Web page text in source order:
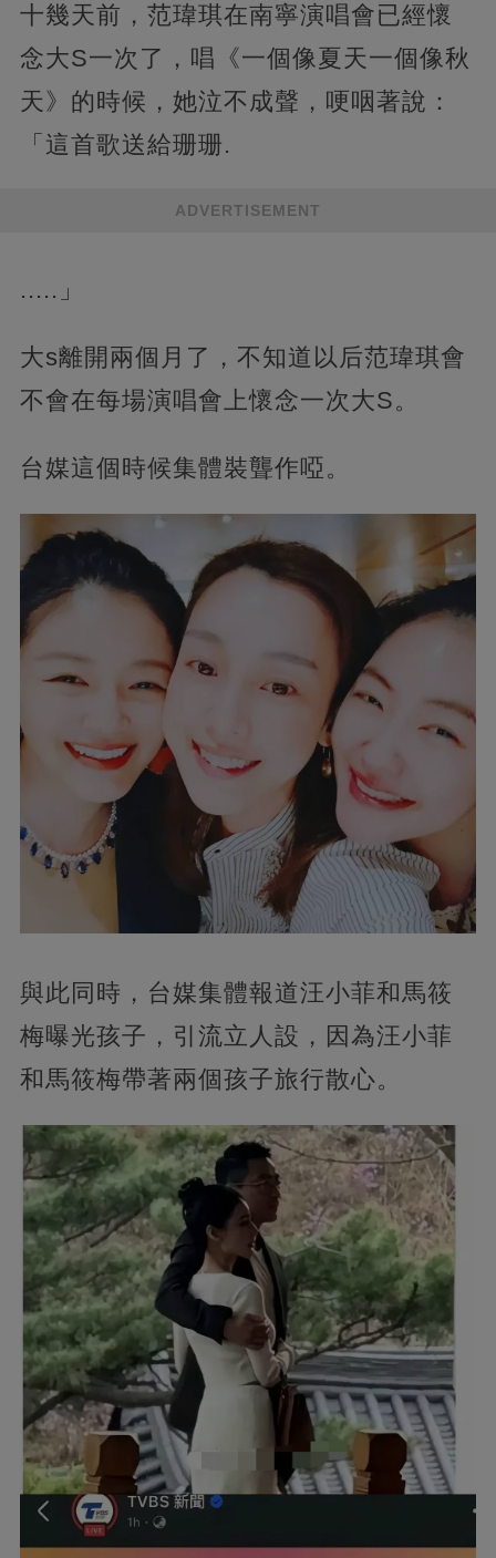
十幾天前，范瑋琪在南寧演唱會已經懷
念大S一次了，唱《一個像夏天一個像秋
天》的時候，她泣不成聲，哽咽著說：
「這首歌送給珊珊.
ADVERTISEMENT
.....」
大s離開兩個月了，不知道以后范瑋琪會
不會在每場演唱會上懷念一次大S。
台媒這個時候集體裝聾作啞。
與此同時，台媒集體報道汪小菲和馬筱
梅曝光孩子，引流立人設，因為汪小菲
和馬筱梅帶著兩個孩子旅行散心。